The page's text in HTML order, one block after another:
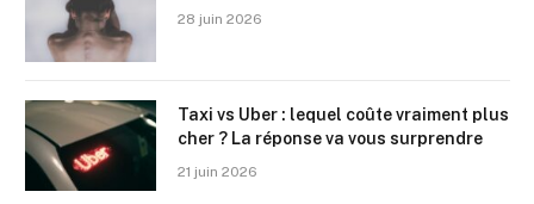
28 juin 2026
Taxi vs Uber : lequel coûte vraiment plus
cher ? La réponse va vous surprendre
21 juin 2026